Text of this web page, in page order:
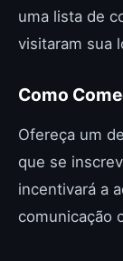
uma lista de
visitaram sua
Como
Ofereça um
que se
incentivará a
comunicação